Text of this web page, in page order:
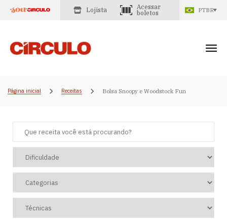
Lojista
Acessar
boletos
PTBR
Página inicial Receitas Bolsa Snoopy e Woodstock Fun